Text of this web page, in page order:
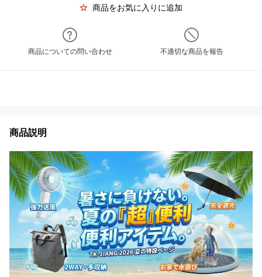
商品をお気に入りに追加
商品についての問い合わせ 不適切な商品を報告
商品説明